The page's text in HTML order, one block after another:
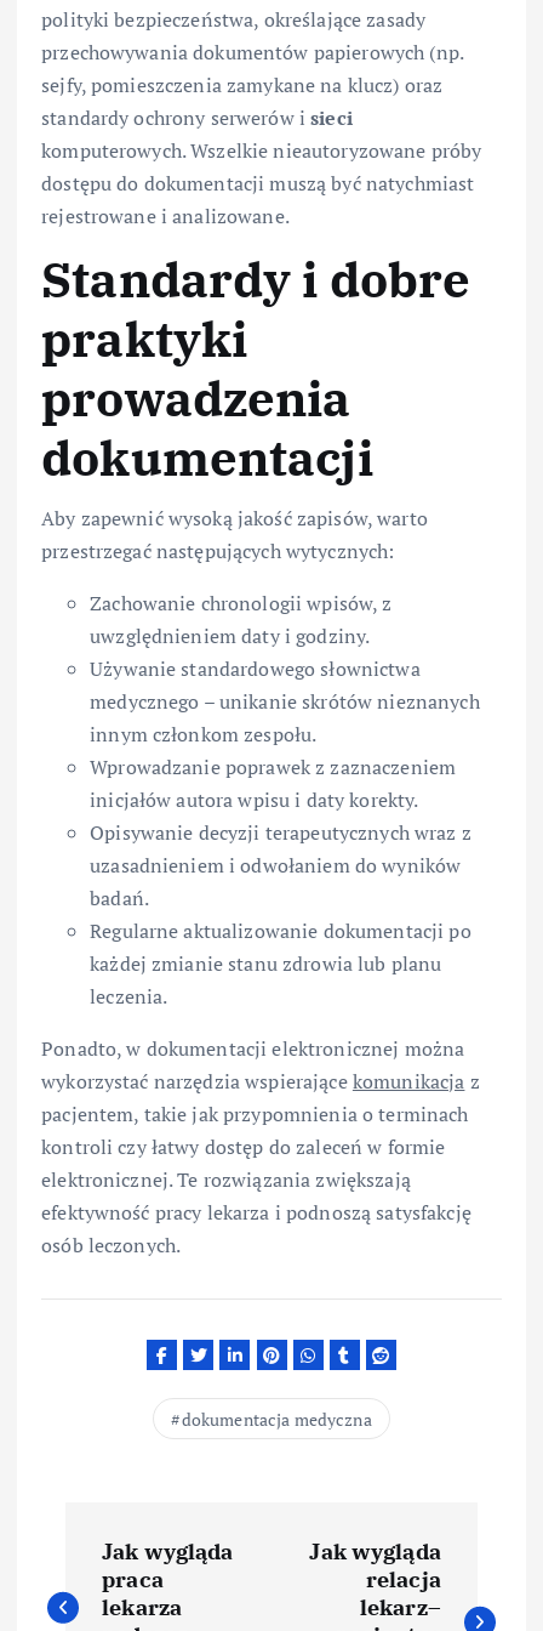
polityki bezpieczeństwa, określające zasady
przechowywania dokumentów papierowych (np.
sejfy, pomieszczenia zamykane na klucz) oraz
standardy ochrony serwerów isieci
komputerowych. Wszelkie nieautoryzowane próby
dostępu do dokumentacji muszą być natychmiast
rejestrowane i analizowane.
Standardy i dobre
praktyki
prowadzenia
dokumentacji
Aby zapewnić wysoką jakość zapisów, warto
przestrzegać następujących wytycznych:
Zachowanie chronologii wpisów, z
uwzględnieniem daty i godziny.
Używanie standardowego słownictwa
medycznego – unikanie skrótów nieznanych
innym członkom zespołu.
Wprowadzanie poprawek z zaznaczeniem
inicjałów autora wpisu i daty korekty.
Opisywanie decyzji terapeutycznych wraz z
uzasadnieniem i odwołaniem do wyników
badań.
Regularne aktualizowanie dokumentacji po
każdej zmianie stanu zdrowia lub planu
leczenia.
Ponadto, w dokumentacji elektronicznej można
wykorzystać narzędzia wspierającekomunikacja z
pacjentem, takie jak przypomnienia o terminach
kontroli czy łatwy dostęp do zaleceń w formie
elektronicznej. Te rozwiązania zwiększają
efektywność pracy lekarza i podnoszą satysfakcję
osób leczonych.
dokumentacja medyczna
a
Jak wygląda
praca
lekarza
Jak wygląda
relacja
lekarz–